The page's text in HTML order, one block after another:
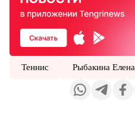
Теннис Рыбакина Елена